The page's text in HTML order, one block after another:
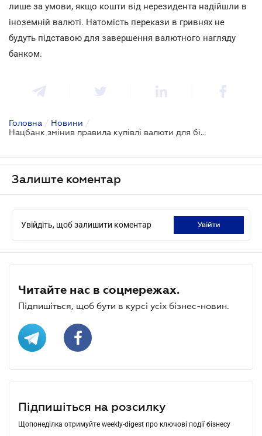
лише за умови, якщо кошти від нерезидента надійшли в
іноземній валюті. Натомість перекази в гривнях не
будуть підставою для завершення валютного нагляду
банком.
Головна / Новини /
Нацбанк змінив правила купівлі валюти для бізнесу
Залиште коментар
Увійдіть, щоб залишити коментар увійти
Читайте нас в соцмережах.
Підпишіться, щоб бути в курсі усіх бізнес-новин.
Підпишіться на розсилку
Щопонеділка отримуйте weekly-digest про ключові події бізнесу